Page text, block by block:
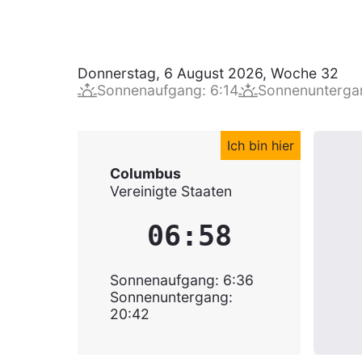
Donnerstag, 6 August 2026, Woche 32
Sonnenaufgang: 6:14
Ich bin hier
Columbus
Vereinigte Staaten
06:58
Sonnenaufgang: 6:36
Sonnenuntergang:
20:42